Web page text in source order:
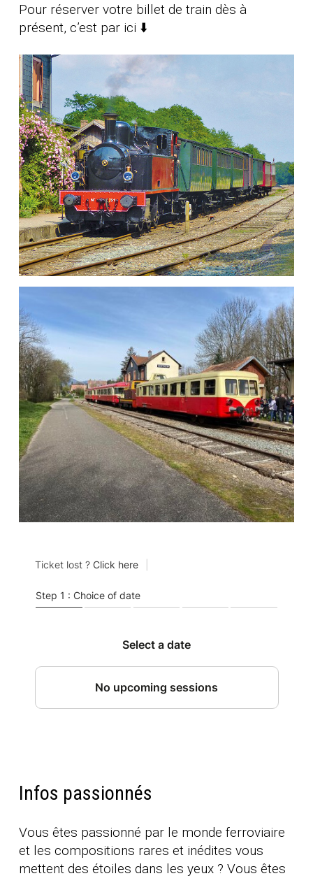
Pour réserver votre billet de train dès à
présent, c’est par ici ⬇️
Infos passionnés
Vous êtes passionné par le monde ferroviaire
et les compositions rares et inédites vous
mettent des étoiles dans les yeux ? Vous êtes